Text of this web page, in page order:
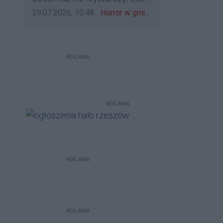
bo to zagorzali pisowcy
go zatrzymać?
Data dodania komentarza:
29.07.2026, 10:48 Źródło komentarza:
Horror w gminie Łańcut. Mieszkaniec Rzeszowa terroryzował rodzinę nożem i zaatakował policjantów! [VIDEO]
REKLAMA
REKLAMA
REKLAMA
REKLAMA